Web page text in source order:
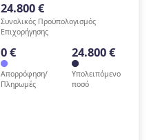
24.800 €
Συνολικός Προϋπολογισμός
Επιχορήγησης
0 €
Απορρόφηση/
Πληρωμές
24.800 €
Υπολειπόμενο
ποσό